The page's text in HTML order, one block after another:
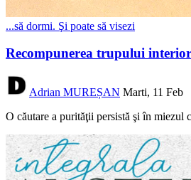
...să dormi. Şi poate să visezi
Recompunerea trupului interior
Adrian MUREȘAN Marti, 11 Feb
O căutare a purităţii persistă şi în miezul